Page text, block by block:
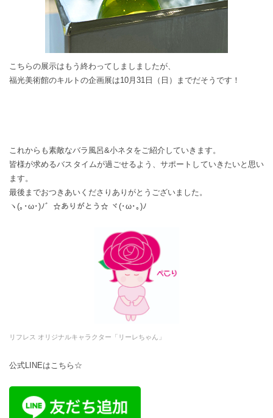
こちらの展示はもう終わってしましましたが、
福光美術館のキルトの企画展は10月31日（日）までだそうです！
これからも素敵なバラ風呂&小ネタをご紹介していきます。
皆様が求めるバスタイムが過ごせるよう、サポートしていきたいと思い
ます。
最後までおつきあいくださりありがとうございました。
ヽ(｡･ω･)ﾉ゛☆ありがとう☆ ヾ(･ω･｡)ﾉ
リフレス オリジナルキャラクター「リーレちゃん」
公式LINEはこちら☆